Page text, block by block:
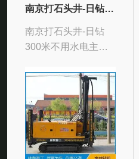
南京打石头井-日钻300米不用水电
南京打石头井-日钻
300米不用水电主要
資源，包括生活自来
水，农牧业自来水和
工业化用水钻，也为
地质构造勘查，建
造，钻探和别的公路
桥梁根基打井机。红